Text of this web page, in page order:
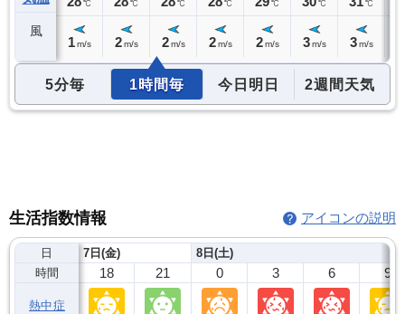
風
℃ ℃
1 m/s
℃
2 m/s
℃
2 m/s
℃
2 m/s
℃
2 m/s
℃
3 m/s
℃
3 m/s
5分毎 1時間毎 今日明日 2週間天気
生活指数情報 アイコンの説明
日
時間
熱中症
7日(金)
18 21
8日(土)
0 3 6 9